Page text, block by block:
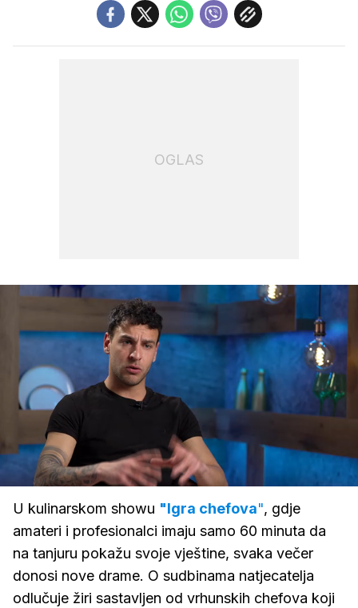
OGLAS
Upali
zvuk
/
Loaded:
65.85%
U kulinarskom showu "Igra chefova", gdje
amateri i profesionalci imaju samo 60 minuta da
na tanjuru pokažu svoje vještine, svaka večer
donosi nove drame. O sudbinama natjecatelja
odlučuje žiri sastavljen od vrhunskih chefova koji